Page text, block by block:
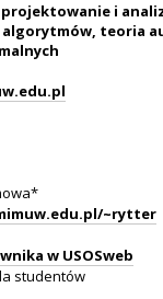
i
teoria
~rytter
w USOSweb
studentów